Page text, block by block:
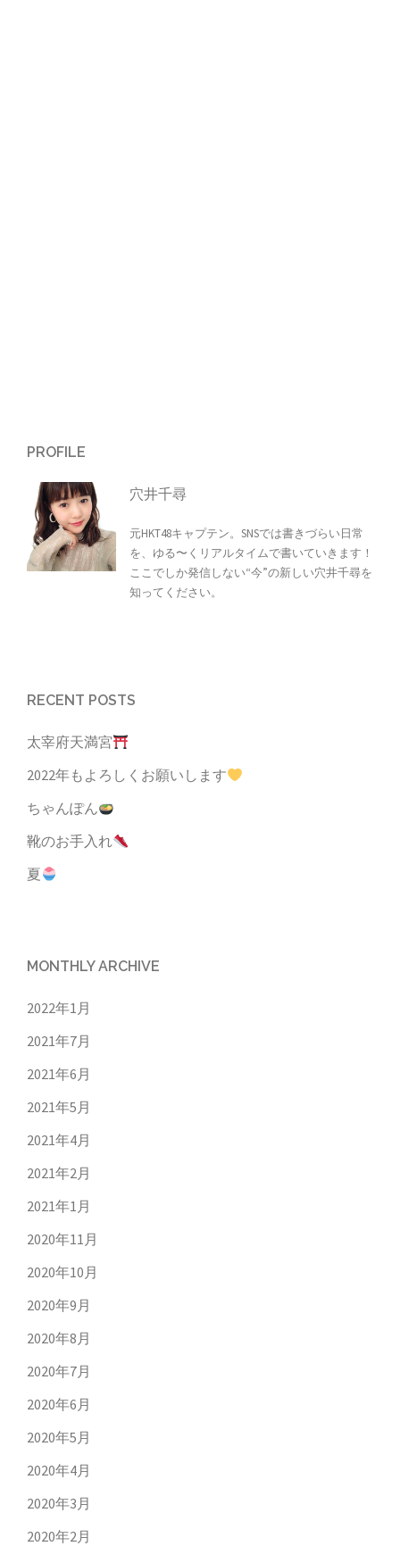
PROFILE
穴井千尋
元HKT48キャプテン。SNSでは書きづらい日常
を、ゆる〜くリアルタイムで書いていきます！
ここでしか発信しない“今”の新しい穴井千尋を
知ってください。
RECENT POSTS
太宰府天満宮
2022年もよろしくお願いします
ちゃんぽん
靴のお手入れ
夏
MONTHLY ARCHIVE
2022年1月
2021年7月
2021年6月
2021年5月
2021年4月
2021年2月
2021年1月
2020年11月
2020年10月
2020年9月
2020年8月
2020年7月
2020年6月
2020年5月
2020年4月
2020年3月
2020年2月